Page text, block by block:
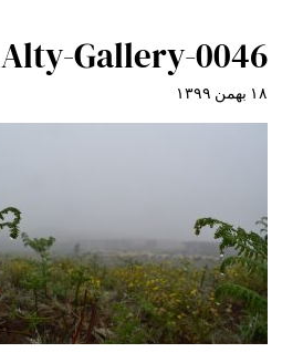
Alty-Gallery-0046
۱۸ بهمن ۱۳۹۹